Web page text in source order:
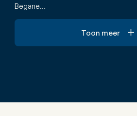
Begane…
Toon meer